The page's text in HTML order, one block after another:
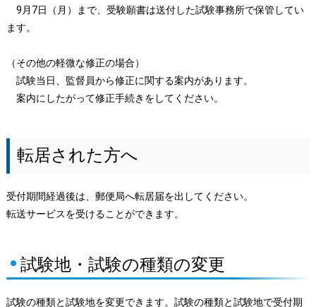
9月7日（月）まで、受験願書は送付した試験事務所で保管してい
ます。
（その他の軽微な修正の場合）
試験当日、監督員から修正に関する案内があります。
案内にしたがって修正手続きをしてください。
転居された方へ
受付期間経過後は、郵便局へ転居届を出してください。
転送サービスを受けることができます。
試験地・試験の種類の変更
試験の種類と試験地を変更できます。試験の種類と試験地で受付期